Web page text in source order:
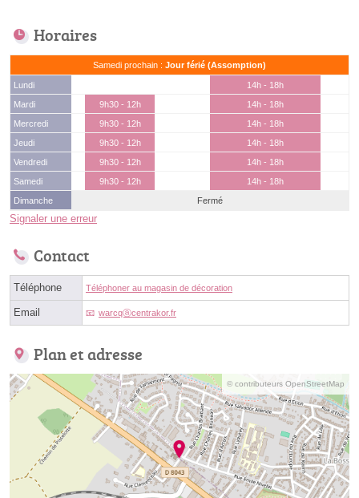
Horaires
Samedi prochain : Jour férié (Assomption)
Lundi
14h - 18h
Mardi
9h30 - 12h
14h - 18h
Mercredi
9h30 - 12h
14h - 18h
Jeudi
9h30 - 12h
14h - 18h
Vendredi
9h30 - 12h
14h - 18h
Samedi
9h30 - 12h
14h - 18h
Dimanche
Fermé
Signaler une erreur
Contact
Téléphone Téléphoner au magasin de décoration
Email warcqⓐcentrakor.fr
Plan et adresse
© contributeurs OpenStreetMap